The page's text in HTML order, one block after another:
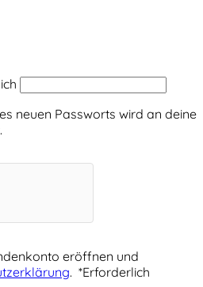
neuen Passworts wird an deine
eröffnen und
. *Erforderlich